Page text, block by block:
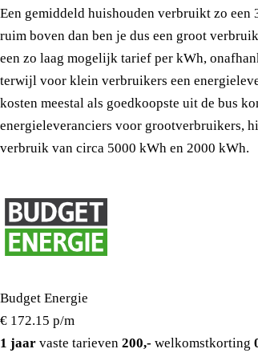
Een gemiddeld huishouden verbruikt zo een
ruim boven dan ben je dus een groot
een zo laag mogelijk tarief per kWh,
terwijl voor klein verbruikers een
kosten meestal als goedkoopste uit de bus
energieleveranciers voor grootverbruikers,
verbruik van circa 5000 kWh en 2000 kWh.
Budget Energie
€ 172.15 p/m
1 jaar vaste tarieven 200,- welkomstkorting